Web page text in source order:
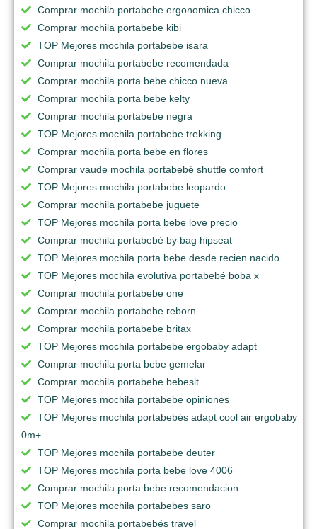
Comprar mochila portabebe ergonomica chicco
Comprar mochila portabebe kibi
TOP Mejores mochila portabebe isara
Comprar mochila portabebe recomendada
Comprar mochila porta bebe chicco nueva
Comprar mochila porta bebe kelty
Comprar mochila portabebe negra
TOP Mejores mochila portabebe trekking
Comprar mochila porta bebe en flores
Comprar vaude mochila portabebé shuttle comfort
TOP Mejores mochila portabebe leopardo
Comprar mochila portabebe juguete
TOP Mejores mochila porta bebe love precio
Comprar mochila portabebé by bag hipseat
TOP Mejores mochila porta bebe desde recien nacido
TOP Mejores mochila evolutiva portabebé boba x
Comprar mochila portabebe one
Comprar mochila portabebe reborn
Comprar mochila portabebe britax
TOP Mejores mochila portabebe ergobaby adapt
Comprar mochila porta bebe gemelar
Comprar mochila portabebe bebesit
TOP Mejores mochila portabebe opiniones
TOP Mejores mochila portabebés adapt cool air ergobaby
0m+
TOP Mejores mochila portabebe deuter
TOP Mejores mochila porta bebe love 4006
Comprar mochila porta bebe recomendacion
TOP Mejores mochila portabebes saro
Comprar mochila portabebés travel